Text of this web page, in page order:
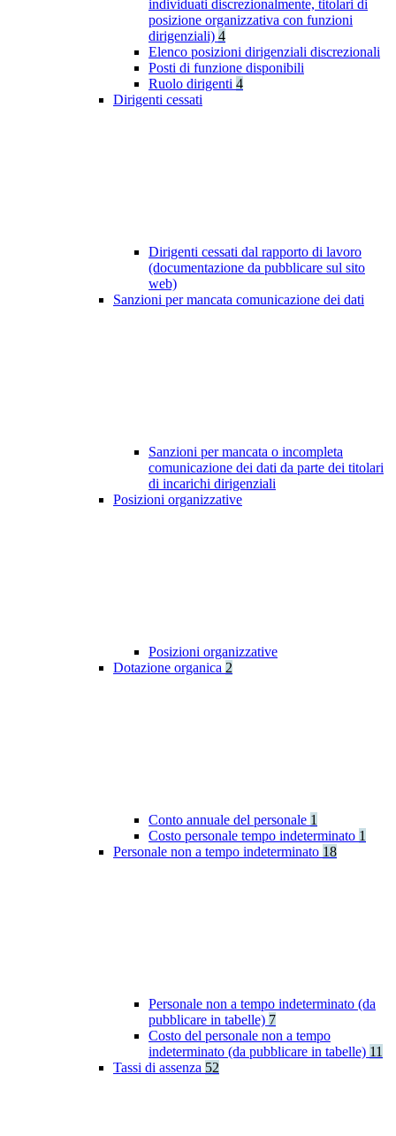
individuati discrezionalmente, titolari di
posizione organizzativa con funzioni
dirigenziali) 4
Elenco posizioni dirigenziali discrezionali
Posti di funzione disponibili
Ruolo dirigenti 4
Dirigenti cessati
Dirigenti cessati dal rapporto di lavoro
(documentazione da pubblicare sul sito
web)
Sanzioni per mancata comunicazione dei dati
Sanzioni per mancata o incompleta
comunicazione dei dati da parte dei titolari
di incarichi dirigenziali
Posizioni organizzative
Posizioni organizzative
Dotazione organica 2
Conto annuale del personale 1
Costo personale tempo indeterminato 1
Personale non a tempo indeterminato 18
Personale non a tempo indeterminato (da
pubblicare in tabelle) 7
Costo del personale non a tempo
indeterminato (da pubblicare in tabelle) 11
Tassi di assenza 52